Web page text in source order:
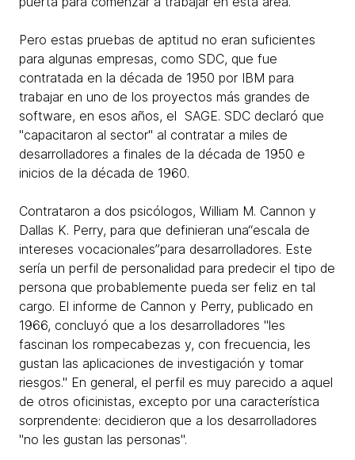
Pero estas pruebas de aptitud no eran suficientes
para algunas empresas, como SDC, que fue
contratada en la década de 1950 por IBM para
trabajar en uno de los proyectos más grandes de
software, en esos años, el SAGE. SDC declaró que
"capacitaron al sector" al contratar a miles de
desarrolladores a finales de la década de 1950 e
inicios de la década de 1960.
Contrataron a dos psicólogos, William M. Cannon y
Dallas K. Perry, para que definieran una“escala de
intereses vocacionales”para desarrolladores. Este
sería un perfil de personalidad para predecir el tipo de
persona que probablemente pueda ser feliz en tal
cargo. El informe de Cannon y Perry, publicado en
1966, concluyó que a los desarrolladores "les
fascinan los rompecabezas y, con frecuencia, les
gustan las aplicaciones de investigación y tomar
riesgos." En general, el perfil es muy parecido a aquel
de otros oficinistas, excepto por una característica
sorprendente: decidieron que a los desarrolladores
"no les gustan las personas".​